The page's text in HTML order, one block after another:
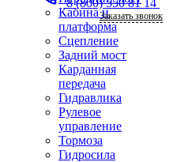
Кабина и
платформа
Сцепление
Задний мост
Карданная
передача
Гидравлика
Рулевое
управление
Тормоза
Гидросила
Заказать звонок